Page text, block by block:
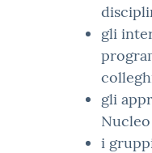
gli
gli
i